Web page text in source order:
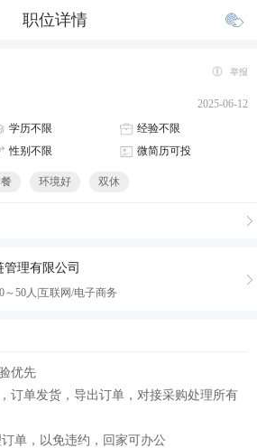
职位详情
举报
2025-06-12
学历不限
经验不限
性别不限 微简历可投
环境好 双休
理有限公司
～50人|互联网/电子商务
优先
订单发货，导出订单，对接采购处理所有
单，以免违约，回家可办公